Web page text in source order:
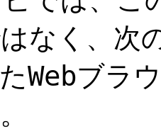
なく、次
Webブラ